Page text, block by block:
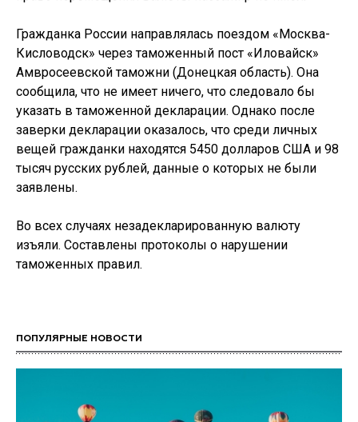
Гражданка России направлялась поездом «Москва-
Кисловодск» через таможенный пост «Иловайск»
Амвросеевской таможни (Донецкая область). Она
сообщила, что не имеет ничего, что следовало бы
указать в таможенной декларации. Однако после
заверки декларации оказалось, что среди личных
вещей гражданки находятся 5450 долларов США и 98
тысяч русских рублей, данные о которых не были
заявлены.
Во всех случаях незадекларированную валюту
изъяли. Составлены протоколы о нарушении
таможенных правил.
ПОПУЛЯРНЫЕ НОВОСТИ